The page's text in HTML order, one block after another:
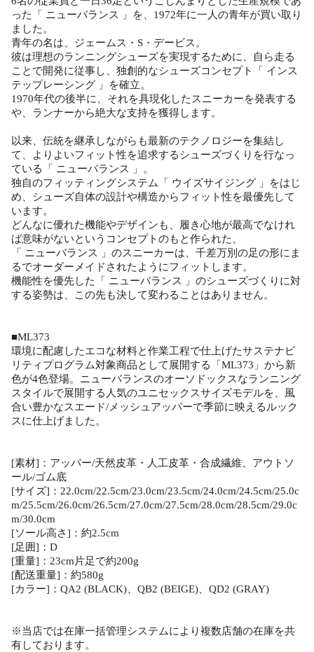
った「 ニューバランス 」を、1972年に一人の青年が買い取り
ました。
青年の名は、ジェームス・S・デービス。
彼は理想のランニングシューズを実現するために、自ら走る
ことで開発に従事し、独創的なシューズコンセプト「 インス
テップレーシング 」を確立。
1970年代の後半に、それを具現化したスニーカーを発表する
や、ランナーから絶大な支持を獲得します。
以来、伝統を継承しながらも最新のテクノロジーを集結し
て、よりよいフィット性を追求するシューズづくりを行なっ
ている「 ニューバランス 」。
独自のフィッティングシステム「 ウイズサイジング 」をはじ
め、シューズ自体の設計や構造からフィット性を最優先して
います。
どんなに優れた機能やデザインも、履き心地が最高でなけれ
ば意味がないというコンセプトのもと作られた、
「 ニューバランス 」のスニーカーは、千差万別の足の形にま
るでオーダーメイドされたようにフィットします。
機能性を優先した「 ニューバランス 」のシューズづくりに対
する姿勢は、この先も決して変わることはありません。
■ML373
環境に配慮したエコな材料と作業工程で仕上げたサステナビ
リティプログラム対象商品として展開する「ML373」から新
色が4色登場。ニューバランスのオーソドックスなランニング
スタイルで展開する人気のユニセックスサイズモデルを、風
合い豊かなスエード/メッシュアッパーで季節に映えるルック
スに仕上げました。
[素材]：アッパー/天然皮革・人工皮革・合成繊維、アウトソ
ール/ゴム底
[サイズ]：22.0cm/22.5cm/23.0cm/23.5cm/24.0cm/24.5cm/25.0c
m/25.5cm/26.0cm/26.5cm/27.0cm/27.5cm/28.0cm/28.5cm/29.0c
m/30.0cm
[ソール高さ]：約2.5cm
[足囲]：D
[重量]：23cm片足で約200g
[配送重量]：約580g
[カラー]：QA2 (BLACK)、QB2 (BEIGE)、QD2 (GRAY)
※当店では在庫一括管理システムにより複数店舗の在庫を共
有しております。